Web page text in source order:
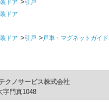
ドア
引戸
ドア
ドア 引戸 戸車・マグネットガイ
クノサービス株式会社
字門真1048